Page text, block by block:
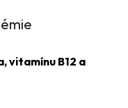
vitamínu B12 a